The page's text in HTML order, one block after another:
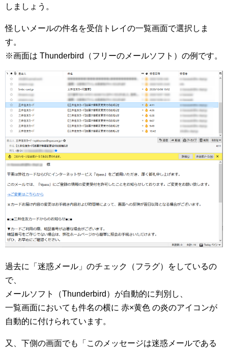
しましょう。
怪しいメールの件名を受信トレイの一覧画面で選択しま
す。
※画面は Thunderbird（フリーのメールソフト）の例です。
過去に「迷惑メール」のチェック（フラグ）をしているの
で、
メールソフト（Thunderbird）が自動的に判別し、
一覧画面においても件名の横に 赤×黄色 の炎のアイコンが
自動的に付けられています。
又、下側の画面でも「このメッセージは迷惑メールである